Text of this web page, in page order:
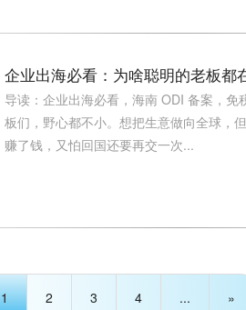
企业出海必看：为啥聪明的老板都
导读：企业出海必看，海南 ODI 备案，
板们，野心都不小。想把生意做向全球，
赚了钱，又怕回国还要再交一次...
1 2 3 4 ... »